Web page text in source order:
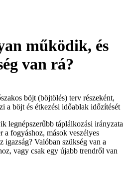
működik, és
van rá?
legnépszerűbb táplálkozási irányzata
a fogyáshoz, mások veszélyes
Valóban szükség van a
vagy csak egy újabb trendről van